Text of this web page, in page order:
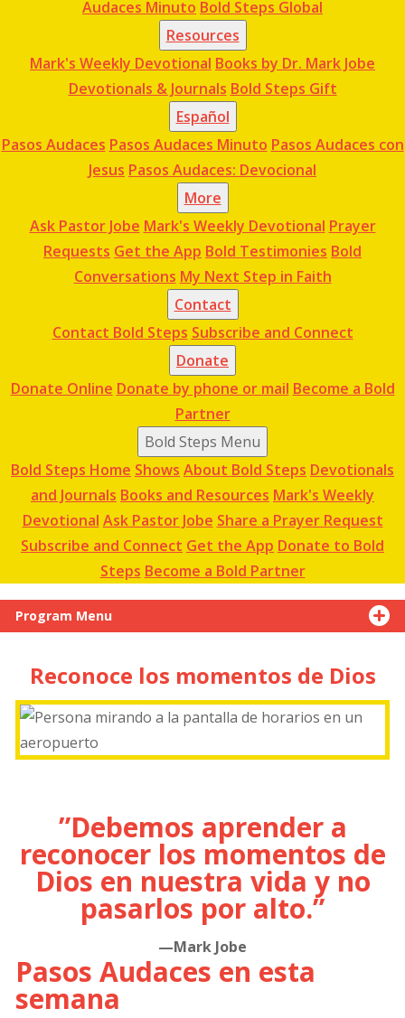
Audaces Minuto Bold Steps Global
Resources
Mark's Weekly Devotional Books by Dr. Mark Jobe
Devotionals & Journals Bold Steps Gift
Español
Pasos Audaces Pasos Audaces Minuto Pasos Audaces con
Jesus Pasos Audaces: Devocional
More
Ask Pastor Jobe Mark's Weekly Devotional Prayer
Requests Get the App Bold Testimonies Bold
Conversations My Next Step in Faith
Contact
Contact Bold Steps Subscribe and Connect
Donate
Donate Online Donate by phone or mail Become a Bold
Partner
Bold Steps Menu
Bold Steps Home Shows About Bold Steps Devotionals
and Journals Books and Resources Mark's Weekly
Devotional Ask Pastor Jobe Share a Prayer Request
Subscribe and Connect Get the App Donate to Bold
Steps Become a Bold Partner
Program Menu
Reconoce los momentos de Dios
”Debemos aprender a
reconocer los momentos de
Dios en nuestra vida y no
pasarlos por alto.”
—Mark Jobe
Pasos Audaces en esta
semana